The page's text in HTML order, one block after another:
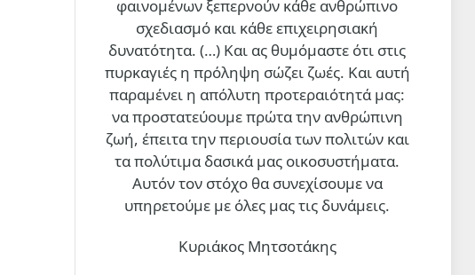
φαινομένων ξεπερνούν κάθε ανθρώπινο
σχεδιασμό και κάθε επιχειρησιακή
δυνατότητα. (…) Και ας θυμόμαστε ότι στις
πυρκαγιές η πρόληψη σώζει ζωές. Και αυτή
παραμένει η απόλυτη προτεραιότητά μας:
να προστατεύουμε πρώτα την ανθρώπινη
ζωή, έπειτα την περιουσία των πολιτών και
τα πολύτιμα δασικά μας οικοσυστήματα.
Αυτόν τον στόχο θα συνεχίσουμε να
υπηρετούμε με όλες μας τις δυνάμεις.
Κυριάκος Μητσοτάκης